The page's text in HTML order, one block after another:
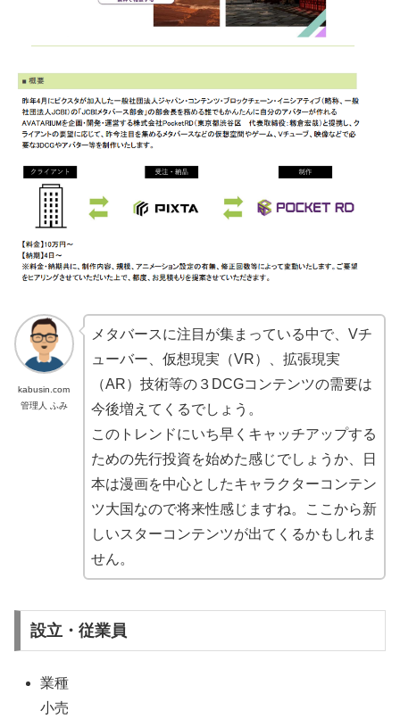
kabusin.com
管理人 ふみ
メタバースに注目が集まっている中で、Vチ
ューバー、仮想現実（VR）、拡張現実
（AR）技術等の３DCGコンテンツの需要は
今後増えてくるでしょう。
このトレンドにいち早くキャッチアップする
ための先行投資を始めた感じでしょうか、日
本は漫画を中心としたキャラクターコンテン
ツ大国なので将来性感じますね。ここから新
しいスターコンテンツが出てくるかもしれま
せん。
設立・従業員
業種
小売